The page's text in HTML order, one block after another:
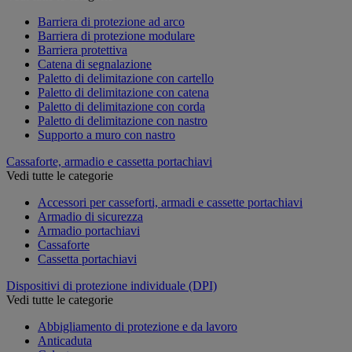
Barriera di protezione ad arco
Barriera di protezione modulare
Barriera protettiva
Catena di segnalazione
Paletto di delimitazione con cartello
Paletto di delimitazione con catena
Paletto di delimitazione con corda
Paletto di delimitazione con nastro
Supporto a muro con nastro
Cassaforte, armadio e cassetta portachiavi
Vedi tutte le categorie
Accessori per casseforti, armadi e cassette portachiavi
Armadio di sicurezza
Armadio portachiavi
Cassaforte
Cassetta portachiavi
Dispositivi di protezione individuale (DPI)
Vedi tutte le categorie
Abbigliamento di protezione e da lavoro
Anticaduta